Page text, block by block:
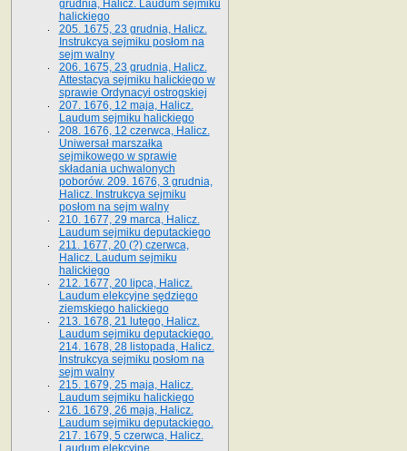
grudnia, Halicz. Laudum sejmiku
halickiego
205. 1675, 23 grudnia, Halicz.
Instrukcya sejmiku posłom na
sejm walny
206. 1675, 23 grudnia, Halicz.
Attestacya sejmiku halickiego w
sprawie Ordynacyi ostrogskiej
207. 1676, 12 maja, Halicz.
Laudum sejmiku halickiego
208. 1676, 12 czerwca, Halicz.
Uniwersał marszałka
sejmikowego w sprawie
składania uchwalonych
poborów. 209. 1676, 3 grudnia,
Halicz. Instrukcya sejmiku
posłom na sejm walny
210. 1677, 29 marca, Halicz.
Laudum sejmiku deputackiego
211. 1677, 20 (?) czerwca,
Halicz. Laudum sejmiku
halickiego
212. 1677, 20 lipca, Halicz.
Laudum elekcyjne sędziego
ziemskiego halickiego
213. 1678, 21 lutego, Halicz.
Laudum sejmiku deputackiego.
214. 1678, 28 listopada, Halicz.
Instrukcya sejmiku posłom na
sejm walny
215. 1679, 25 maja, Halicz.
Laudum sejmiku halickiego
216. 1679, 26 maja, Halicz.
Laudum sejmiku deputackiego.
217. 1679, 5 czerwca, Halicz.
Laudum elekcyjne